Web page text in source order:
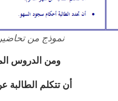
نموذج من
ومن الدروس
أن تتكلم الطالبة